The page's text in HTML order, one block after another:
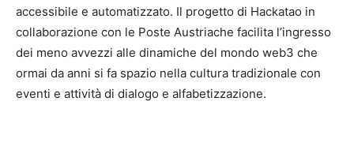
accessibile e automatizzato. Il progetto di Hackatao in
collaborazione con le Poste Austriache facilita l’ingresso
dei meno avvezzi alle dinamiche del mondo web3 che
ormai da anni si fa spazio nella cultura tradizionale con
eventi e attività di dialogo e alfabetizzazione.